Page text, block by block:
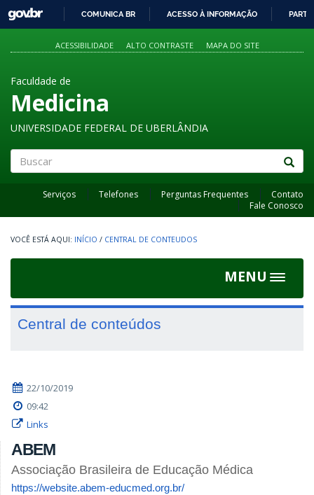
PARA
O
GOVBR
COMUNICA BR ACESSO À INFORMAÇÃO
ACESSIBILIDADE ALTO CONTRASTE MAPA DO SITE
Faculdade de
Medicina
UNIVERSIDADE FEDERAL DE UBERLÂNDIA
Serviços Telefones Perguntas Frequentes
Contato
Fale Conosco
INÍCIO / CENTRAL DE CONTEUDOS
MENU
Toggle
Central de conteúdos
22/10/2019
09:42
Links
ABEM
Associação Brasileira de Educação Médica
https://website.abem-educmed.org.br/